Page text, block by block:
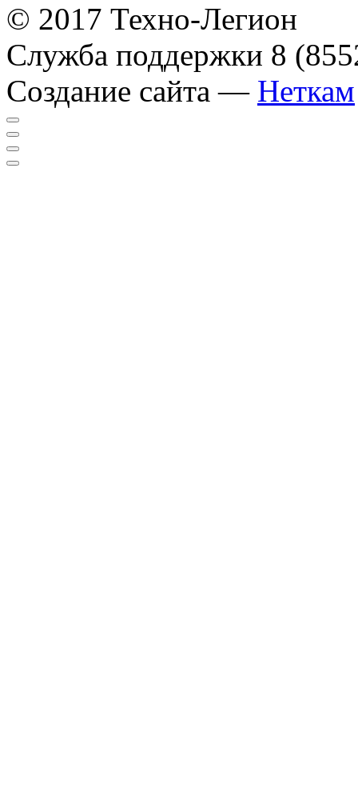
© 2017 Техно-Легион
Служба поддержки 8
Создание сайта — Неткам